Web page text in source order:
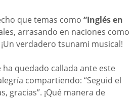
que temas como “Inglés en
arrasando en naciones como
verdadero tsunami musical!
ha quedado callada ante este
compartiendo: “Seguid el
gracias”. ¡Qué manera de